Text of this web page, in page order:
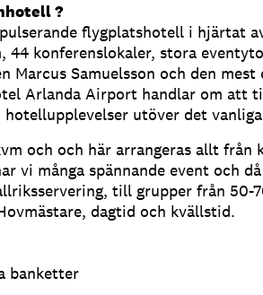
?
flygplatshotell i hjärtat
konferenslokaler, stora
Marcus Samuelsson och den
Arlanda Airport handlar om att
utöver det
och och här arrangeras allt från
vi många spännande event och
till grupper från 50-
dagtid och kvällstid.
banketter